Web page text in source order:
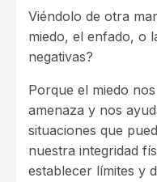
Viéndolo de otra
miedo, el enfado, o
negativas?
Porque el miedo
amenaza y nos
situaciones que
nuestra integridad
establecer límites y